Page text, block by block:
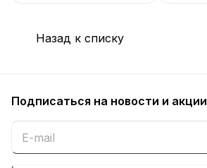
Назад к списку
Подписаться на новости и акции